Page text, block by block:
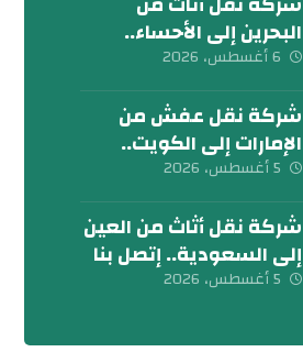
البحرين إلى الأحساء..
إتصل بنا الآن
6 أغسطس، 2026
شركة نقل عفش من
الإمارات إلى الكويت..
تواصل معنا الآن
5 أغسطس، 2026
شركة نقل أثاث من العين
إلى السعودية.. إتصل بنا
اليوم
5 أغسطس، 2026